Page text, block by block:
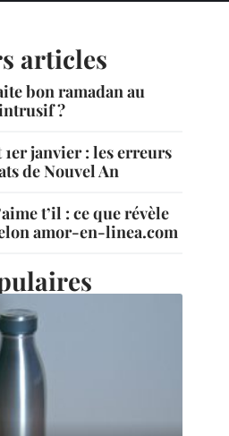
articles
bon ramadan au
?
janvier : les erreurs
de Nouvel An
t’il : ce que révèle
amor-en-linea.com